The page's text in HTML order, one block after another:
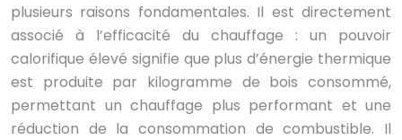
plusieurs raisons fondamentales. Il est directement
associé à l’efficacité du chauffage : un pouvoir
calorifique élevé signifie que plus d’énergie thermique
est produite par kilogramme de bois consommé,
permettant un chauffage plus performant et une
réduction de la consommation de combustible. Il